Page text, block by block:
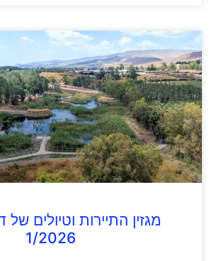
מגזין התיירות וטיולים
1/2026